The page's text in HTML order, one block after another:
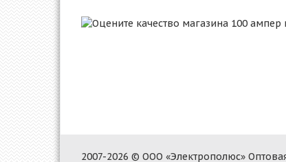
2007-2026 © ООО «Электрополюс»